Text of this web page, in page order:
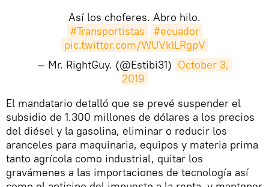
Así los choferes. Abro hilo.
#Transportistas
#ecuador
pic.twitter.com/WUVklLRgpV
— Mr. RightGuy. (@Estibi31) October 3,
2019
​El mandatario detalló que se prevé suspender el
subsidio de 1.300 millones de dólares a los precios
del diésel y la gasolina, eliminar o reducir los
aranceles para maquinaria, equipos y materia prima
tanto agrícola como industrial, quitar los
gravámenes a las importaciones de tecnología así